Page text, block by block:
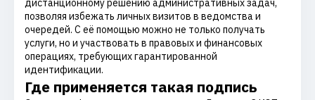
дистанционному решению административных задач,
позволяя избежать личных визитов в ведомства и
очередей. С её помощью можно не только получать
услуги, но и участвовать в правовых и финансовых
операциях, требующих гарантированной
идентификации.
Где применяется такая подпись